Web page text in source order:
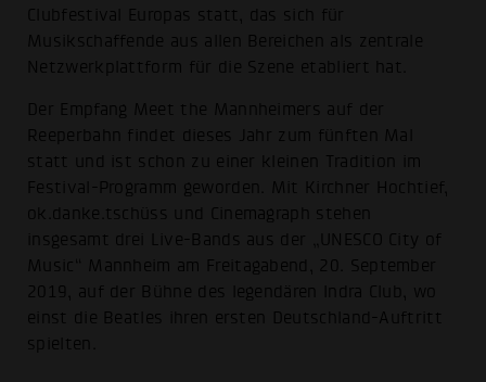
Clubfestival Europas statt, das sich für
Musikschaffende aus allen Bereichen als zentrale
Netzwerkplattform für die Szene etabliert hat.
Der Empfang Meet the Mannheimers auf der
Reeperbahn findet dieses Jahr zum fünften Mal
statt und ist schon zu einer kleinen Tradition im
Festival-Programm geworden. Mit Kirchner Hochtief,
ok.danke.tschüss und Cinemagraph stehen
insgesamt drei Live-Bands aus der „UNESCO City of
Music“ Mannheim am Freitagabend, 20. September
2019, auf der Bühne des legendären Indra Club, wo
einst die Beatles ihren ersten Deutschland-Auftritt
spielten.